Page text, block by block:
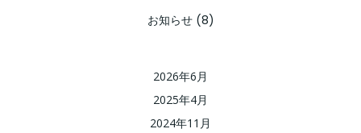
お知らせ(8)
2026年6月
2025年4月
2024年11月